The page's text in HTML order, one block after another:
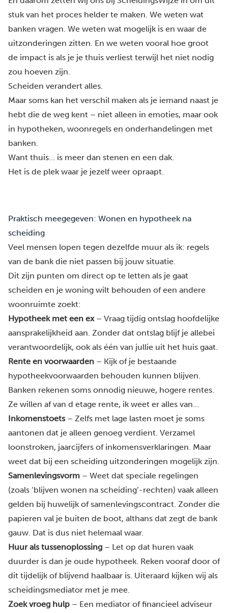
stuk van het proces helder te maken. We weten wat
banken vragen. We weten wat mogelijk is en waar de
uitzonderingen zitten. En we weten vooral hoe groot
de impact is als je je thuis verliest terwijl het niet nodig
zou hoeven zijn.
Scheiden verandert alles.
Maar soms kan het verschil maken als je iemand naast je
hebt die de weg kent – niet alleen in emoties, maar ook
in hypotheken, woonregels en onderhandelingen met
banken.
Want thuis… is meer dan stenen en een dak.
Het is de plek waar je jezelf weer opraapt.
Praktisch meegegeven: Wonen en hypotheek na
scheiding
Veel mensen lopen tegen dezelfde muur als ik: regels
van de bank die niet passen bij jouw situatie.
Dit zijn punten om direct op te letten als je gaat
scheiden en je woning wilt behouden of een andere
woonruimte zoekt:
Hypotheek met een ex– Vraag tijdig ontslag hoofdelijke
aansprakelijkheid aan. Zonder dat ontslag blijf je allebei
verantwoordelijk, ook als één van jullie uit het huis gaat.
Rente en voorwaarden – Kijk of je bestaande
hypotheekvoorwaarden behouden kunnen blijven.
Banken rekenen soms onnodig nieuwe, hogere rentes.
Ze willen af van d etage rente, ik weet er alles van…
Inkomenstoets– Zelfs met lage lasten moet je soms
aantonen dat je alleen genoeg verdient. Verzamel
loonstroken, jaarcijfers of inkomensverklaringen. Maar
weet dat bij een scheiding uitzonderingen mogelijk zijn.
Samenlevingsvorm – Weet dat speciale regelingen
(zoals ‘blijven wonen na scheiding’-rechten) vaak alleen
gelden bij huwelijk of samenlevingscontract. Zonder die
papieren val je buiten de boot, althans dat zegt de bank
gauw. Dat is dus niet helemaal waar.
Huur als tussenoplossing – Let op dat huren vaak
duurder is dan je oude hypotheek. Reken vooraf door of
dit tijdelijk of blijvend haalbaar is. Uiteraard kijken wij als
scheidingsmediator met je mee.
Zoek vroeg hulp – Een mediator of financieel adviseur